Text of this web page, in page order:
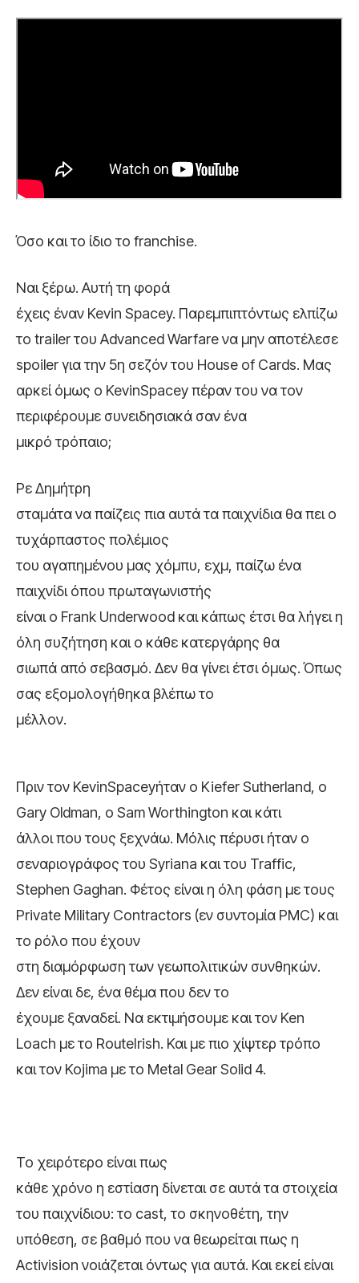
Όσο και το ίδιο το franchise.
Ναι ξέρω. Αυτή τη φορά
έχεις έναν Kevin Spacey. Παρεμπιπτόντως ελπίζω
το trailer του Advanced Warfare να μην αποτέλεσε
spoiler για την 5η σεζόν του House of Cards. Μας
αρκεί όμως ο KevinSpacey πέραν του να τον
περιφέρουμε συνειδησιακά σαν ένα
μικρό τρόπαιο;
Ρε Δημήτρη
σταμάτα να παίζεις πια αυτά τα παιχνίδια θα πει ο
τυχάρπαστος πολέμιος
του αγαπημένου μας χόμπυ, εχμ, παίζω ένα
παιχνίδι όπου πρωταγωνιστής
είναι ο Frank Underwood και κάπως έτσι θα λήγει η
όλη συζήτηση και ο κάθε κατεργάρης θα
σιωπά από σεβασμό. Δεν θα γίνει έτσι όμως. Όπως
σας εξομολογήθηκα βλέπω το
μέλλον.
Πριν τον KevinSpaceyήταν ο Kiefer Sutherland, ο
Gary Oldman, ο Sam Worthington και κάτι
άλλοι που τους ξεχνάω. Μόλις πέρυσι ήταν ο
σεναριογράφος του Syriana και του Traffic,
Stephen Gaghan. Φέτος είναι η όλη φάση με τους
Private Military Contractors (εν συντομία PMC) και
το ρόλο που έχουν
στη διαμόρφωση των γεωπολιτικών συνθηκών.
Δεν είναι δε, ένα θέμα που δεν το
έχουμε ξαναδεί. Να εκτιμήσουμε και τον Ken
Loach με το RouteIrish. Και με πιο χίψτερ τρόπο
και τον Kojima με το Metal Gear Solid 4.
Το χειρότερο είναι πως
κάθε χρόνο η εστίαση δίνεται σε αυτά τα στοιχεία
του παιχνίδιου: το cast, το σκηνοθέτη, την
υπόθεση, σε βαθμό που να θεωρείται πως η
Activision νοιάζεται όντως για αυτά. Και εκεί είναι